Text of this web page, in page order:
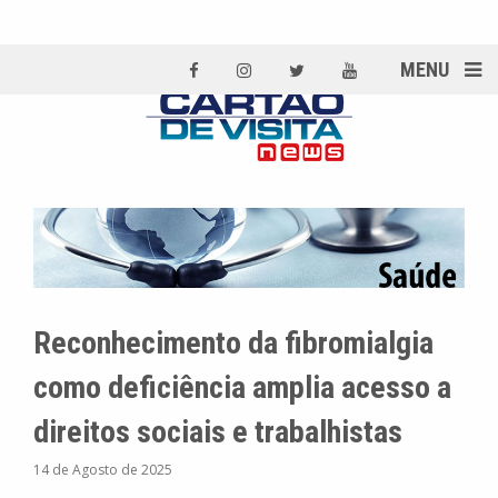
MENU
Reconhecimento da fibromialgia
como deficiência amplia acesso a
direitos sociais e trabalhistas
14 de Agosto de 2025